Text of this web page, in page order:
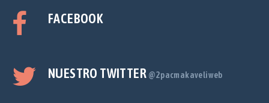
FACEBOOK
NUESTRO TWITTER @2pacmakaveliweb